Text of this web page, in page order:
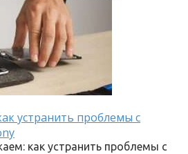
устранить проблемы с
как устранить проблемы с